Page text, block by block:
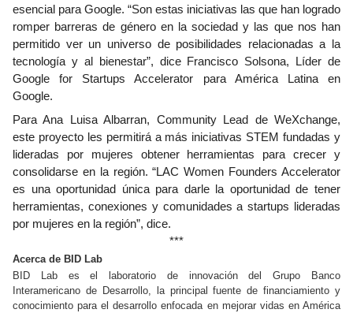
esencial para Google. “Son estas iniciativas las que han logrado
romper barreras de género en la sociedad y las que nos han
permitido ver un universo de posibilidades relacionadas a la
tecnología y al bienestar”, dice Francisco Solsona, Líder de
Google for Startups Accelerator para América Latina en
Google.
Para Ana Luisa Albarran, Community Lead de WeXchange,
este proyecto les permitirá a más iniciativas STEM fundadas y
lideradas por mujeres obtener herramientas para crecer y
consolidarse en la región. “LAC Women Founders Accelerator
es una oportunidad única para darle la oportunidad de tener
herramientas, conexiones y comunidades a startups lideradas
por mujeres en la región”, dice.
***
Acerca de BID Lab
BID Lab es el laboratorio de innovación del Grupo Banco
Interamericano de Desarrollo, la principal fuente de financiamiento y
conocimiento para el desarrollo enfocada en mejorar vidas en América